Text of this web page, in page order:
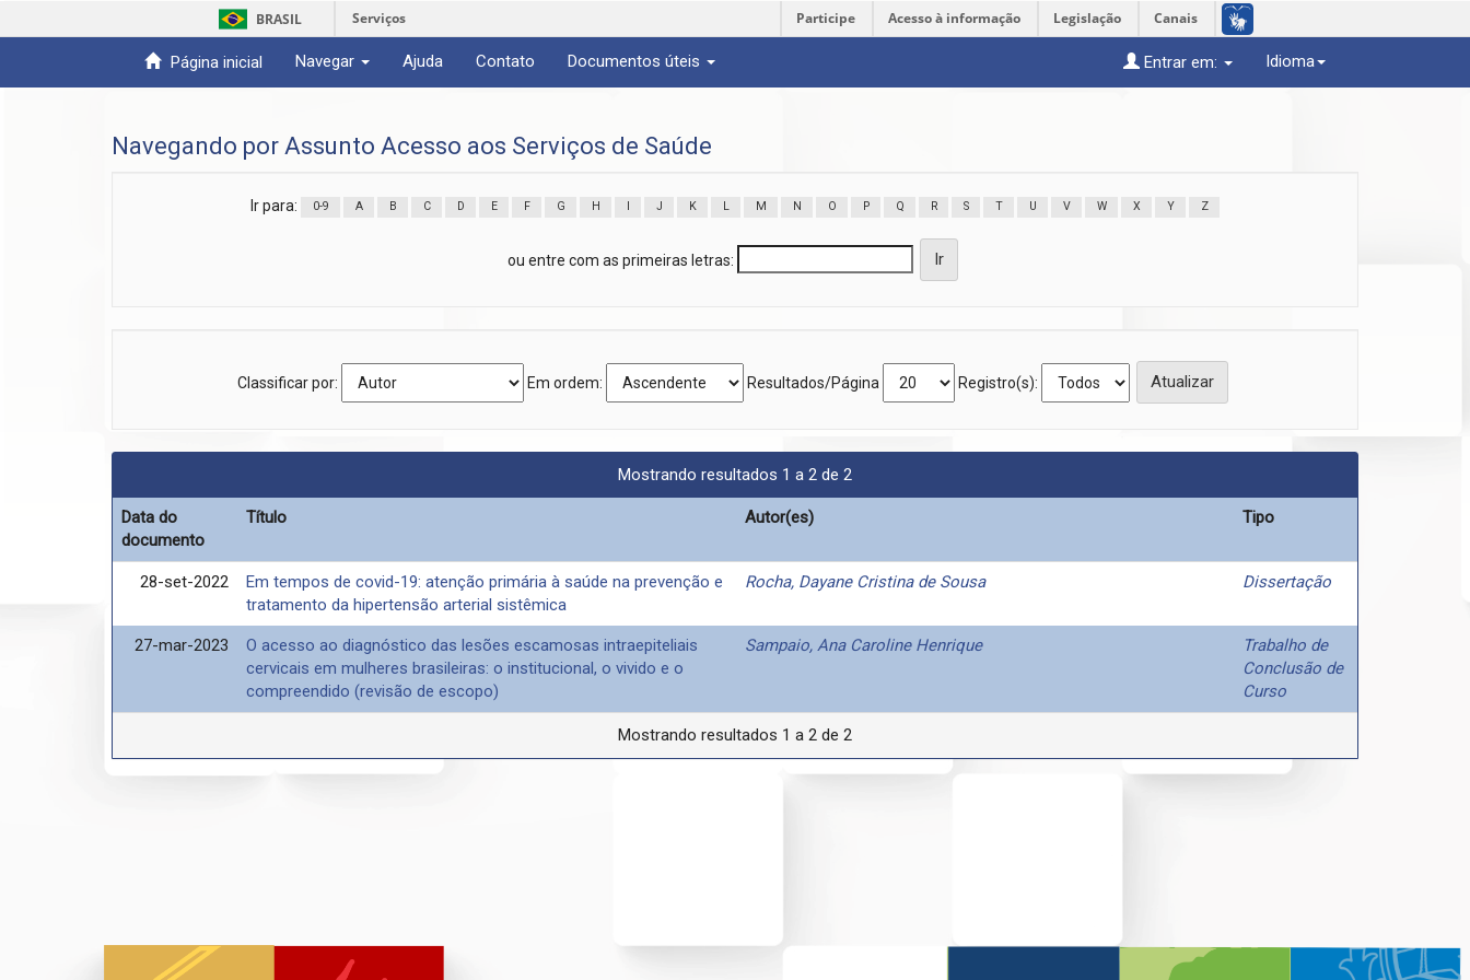
BRASIL Serviços Participe Acesso à informação Legislação Canais
Página inicial Navegar Ajuda Contato Documentos úteis Idioma
Entrar em:
Navegando por Assunto Acesso aos Serviços de Saúde
Ir para: 0-9 A B C D E F G H J K L M N O P Q R S T U V W X Y Z
ou entre com as primeiras letras:
Classificar por: Em ordem: Resultados/Página Registro(s):
Mostrando resultados 1 a 2 de 2
Data do
documento
Título Autor(es) Tipo
28-set-2022
Em tempos de covid-19: atenção primária à saúde na prevenção e
tratamento da hipertensão arterial sistêmica
Rocha, Dayane Cristina de Sousa Dissertação
27-mar-2023
O acesso ao diagnóstico das lesões escamosas intraepiteliais
cervicais em mulheres brasileiras: o institucional, o vivido e o
compreendido (revisão de escopo)
Sampaio, Ana Caroline Henrique
Trabalho de
Conclusão de
Curso
Mostrando resultados 1 a 2 de 2